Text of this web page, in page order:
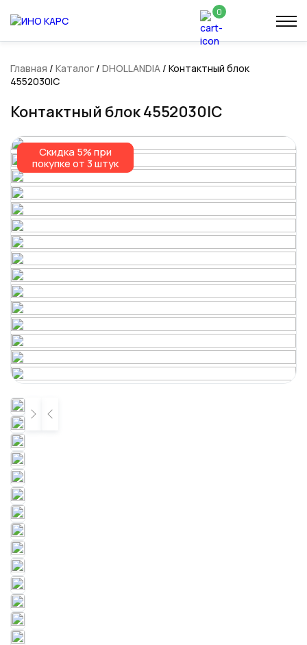
0
Главная / Каталог / DHOLLANDIA / Контактный блок
4552030IC
Контактный блок 4552030IC
Скидка 5% при
покупке от 3 штук
Скидка 5% при
покупке от 3 штук